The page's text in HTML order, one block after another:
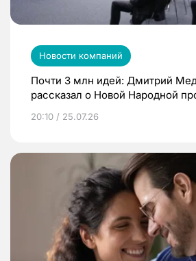
Новости компаний
Почти 3 млн идей: Дмитрий
рассказал о Новой Народной
20:10 / 25.07.26